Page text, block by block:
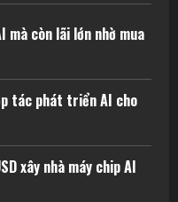
mà còn lãi lớn nhờ mua
tác phát triển AI cho
xây nhà máy chip AI